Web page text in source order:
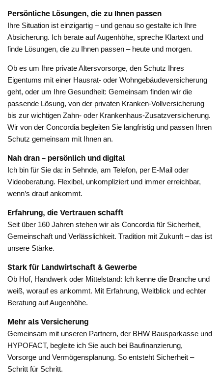
Persönliche Lösungen, die zu Ihnen passen
Ihre Situation ist einzigartig – und genau so gestalte ich Ihre
Absicherung. Ich berate auf Augenhöhe, spreche Klartext und
finde Lösungen, die zu Ihnen passen – heute und morgen.
Ob es um Ihre private Altersvorsorge, den Schutz Ihres
Eigentums mit einer Hausrat- oder Wohngebäudeversicherung
geht, oder um Ihre Gesundheit: Gemeinsam finden wir die
passende Lösung, von der privaten Kranken-Vollversicherung
bis zur wichtigen Zahn- oder Krankenhaus-Zusatzversicherung.
Wir von der Concordia begleiten Sie langfristig und passen Ihren
Schutz gemeinsam mit Ihnen an.
Nah dran – persönlich und digital
Ich bin für Sie da: in Sehnde, am Telefon, per E-Mail oder
Videoberatung. Flexibel, unkompliziert und immer erreichbar,
wenn’s drauf ankommt.
Erfahrung, die Vertrauen schafft
Seit über 160 Jahren stehen wir als Concordia für Sicherheit,
Gemeinschaft und Verlässlichkeit. Tradition mit Zukunft – das ist
unsere Stärke.
Stark für Landwirtschaft & Gewerbe
Ob Hof, Handwerk oder Mittelstand: Ich kenne die Branche und
weiß, worauf es ankommt. Mit Erfahrung, Weitblick und echter
Beratung auf Augenhöhe.
Mehr als Versicherung
Gemeinsam mit unseren Partnern, der BHW Bausparkasse und
HYPOFACT, begleite ich Sie auch bei Baufinanzierung,
Vorsorge und Vermögensplanung. So entsteht Sicherheit –
Schritt für Schritt.